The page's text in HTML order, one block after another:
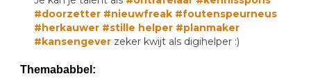
#doorzetter #nieuwfreak #foutenspeurneus
#herkauwer #stille helper #planmaker
#kansengever zeker kwijt als digihelper :)
Themababbel: